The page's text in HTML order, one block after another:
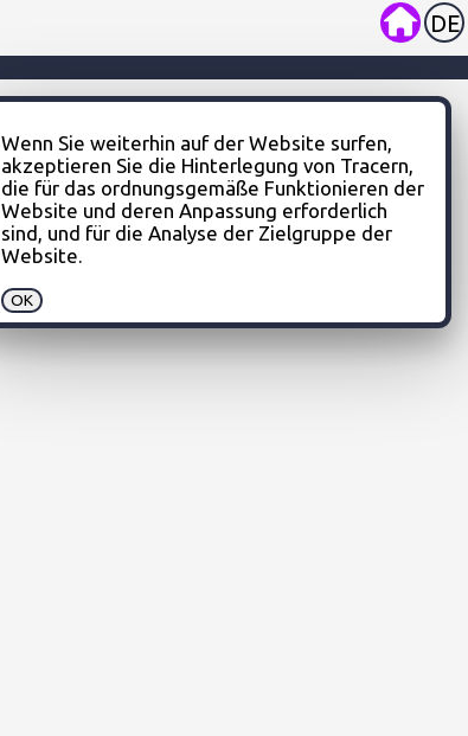
DE
Wenn Sie weiterhin auf der Website surfen,
akzeptieren Sie die Hinterlegung von Tracern,
die für das ordnungsgemäße Funktionieren der
Website und deren Anpassung erforderlich
sind, und für die Analyse der Zielgruppe der
Website.
OK